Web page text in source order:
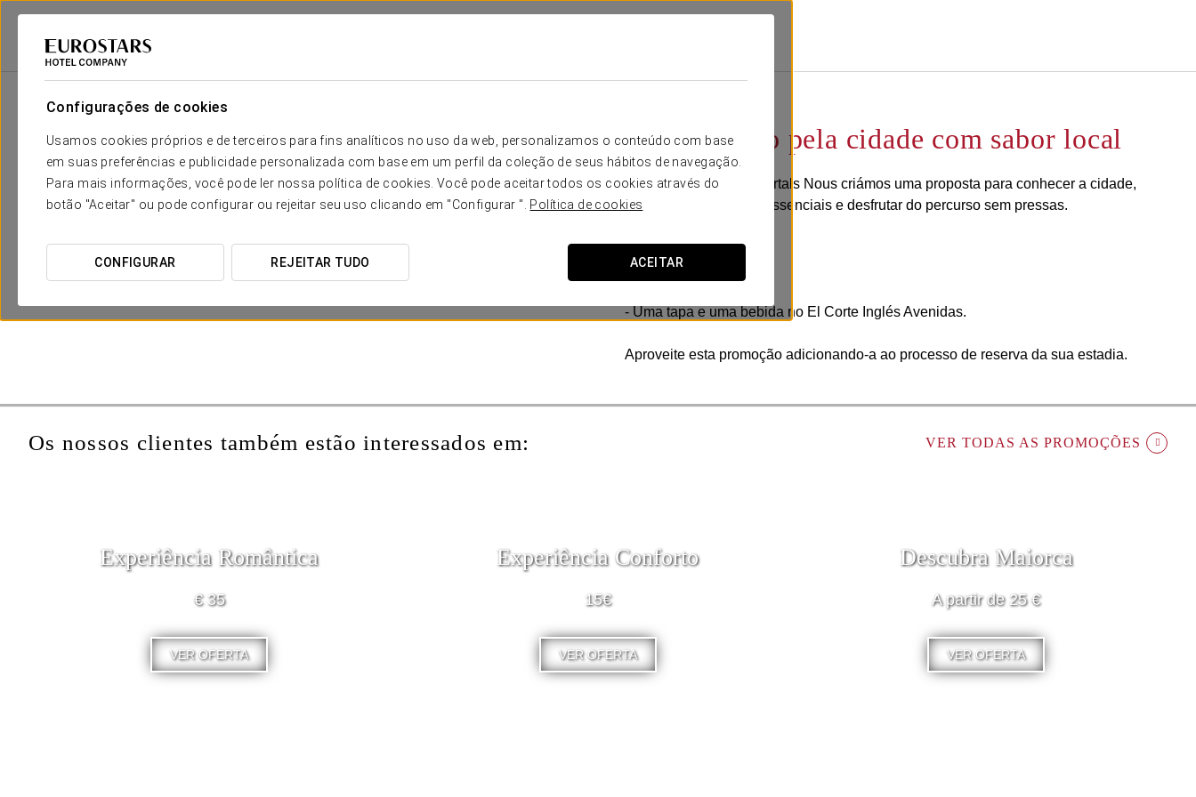
Configurações de cookies
Usamos cookies próprios e de terceiros para fins analíticos no uso da web, personalizamos o conteúdo com base
em suas preferências e publicidade personalizada com base em um perfil da coleção de seus hábitos de navegação.
Para mais informações, você pode ler nossa política de cookies. Você pode aceitar todos os cookies através do
botão "Aceitar" ou pode configurar ou rejeitar seu uso clicando em "Configurar ". Política de cookies
CONFIGURAR REJEITAR TUDO ACEITAR
Eurostars Hotel Company
Um percurso pela cidade com sabor local
A partir do hotel Exe Portals Nous criámos uma proposta para conhecer a cidade,
visitar os seus pontos essenciais e desfrutar do percurso sem pressas.
Inclui:
- Autocarro turístico.
- Uma tapa e uma bebida no El Corte Inglés Avenidas.
Aproveite esta promoção adicionando-a ao processo de reserva da sua estadia.
Os nossos clientes também estão interessados em: VER TODAS AS PROMOÇÕES
Experiência Romântica
€ 35
VER OFERTA
Experiência Conforto
15€
VER OFERTA
Descubra Maiorca
A partir de 25 €
VER OFERTA